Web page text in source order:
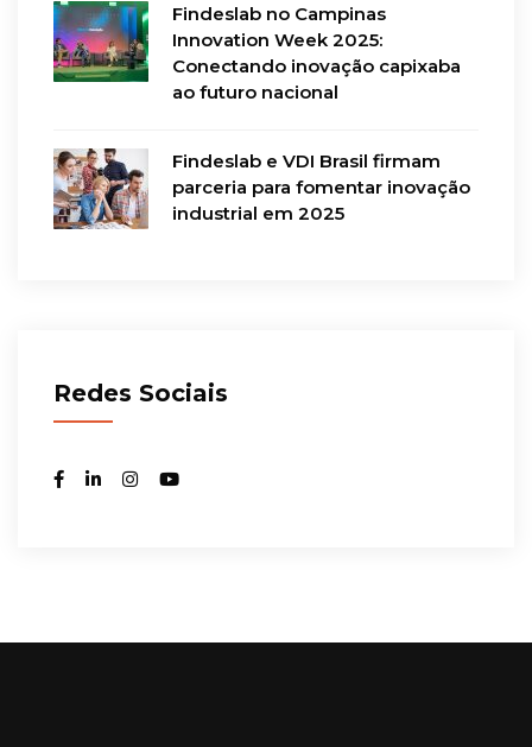
Findeslab no Campinas
Innovation Week 2025:
Conectando inovação capixaba
ao futuro nacional
Findeslab e VDI Brasil firmam
parceria para fomentar inovação
industrial em 2025
Redes Sociais